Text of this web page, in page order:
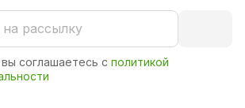
соглашаетесь с политикой